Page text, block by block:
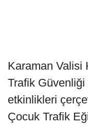
Karaman Valisi
Trafik Güvenliği
etkinlikleri
Çocuk Trafik